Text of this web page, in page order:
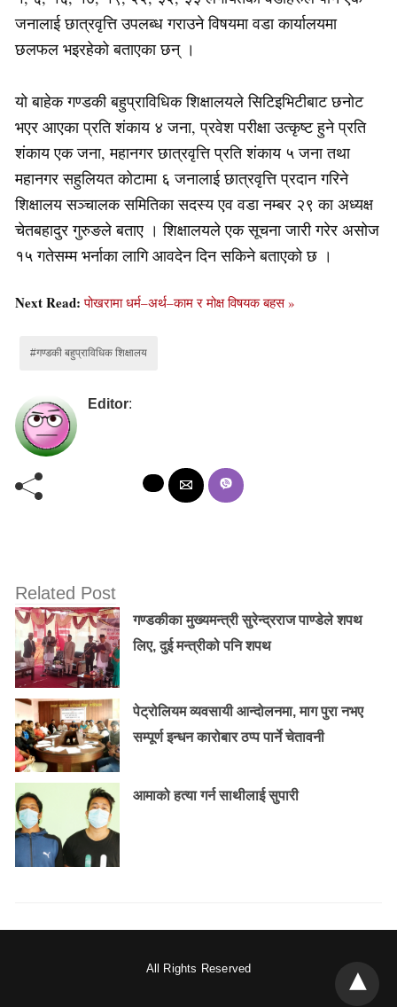
जनालाई छात्रवृत्ति उपलब्ध गराउने विषयमा वडा कार्यालयमा
छलफल भइरहेको बताएका छन् ।
यो बाहेक गण्डकी बहुप्राविधिक शिक्षालयले सिटिइभिटीबाट छनोट
भएर आएका प्रति शंकाय ४ जना, प्रवेश परीक्षा उत्कृष्ट हुने प्रति
शंकाय एक जना, महानगर छात्रवृत्ति प्रति शंकाय ५ जना तथा
महानगर सहुलियत कोटामा ६ जनालाई छात्रवृत्ति प्रदान गरिने
शिक्षालय सञ्चालक समितिका सदस्य एव वडा नम्बर २९ का अध्यक्ष
चेतबहादुर गुरुङले बताए । शिक्षालयले एक सूचना जारी गरेर असोज
१५ गतेसम्म भर्नाका लागि आवदेन दिन सकिने बताएको छ ।
Next Read:पोखरामा धर्म–अर्थ–काम र मोक्ष विषयक बहस »
#गण्डकी बहुप्राविधिक शिक्षालय
Editor:
Related Post
गण्डकीका मुख्यमन्त्री सुरेन्द्रराज पाण्डेले शपथ
लिए, दुई मन्त्रीको पनि शपथ
पेट्रोलियम व्यवसायी आन्दोलनमा, माग पुरा नभए
सम्पूर्ण इन्धन कारोबार ठप्प पार्ने चेतावनी
आमाको हत्या गर्न साथीलाई सुपारी
All Rights Reserved